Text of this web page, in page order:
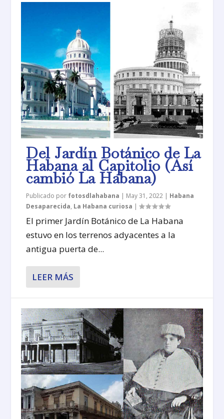
Del Jardín Botánico de La
Habana al Capitolio (Así
cambió La Habana)
Publicado por fotosdlahabana | May 31, 2022 | Habana
Desaparecida, La Habana curiosa |
El primer Jardín Botánico de La Habana
estuvo en los terrenos adyacentes a la
antigua puerta de...
LEER MÁS